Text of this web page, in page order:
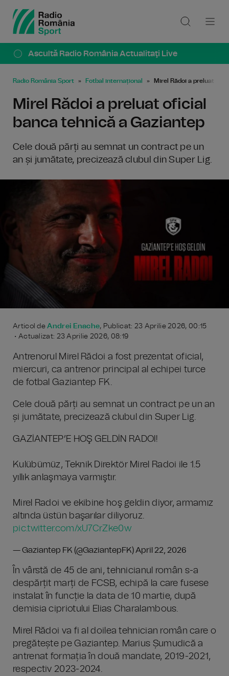
Ascultă Radio România Actualitaţi Live
Radio România Sport Fotbal internațional Mirel Rădoi a preluat
Mirel Rădoi a preluat oficial
banca tehnică a Gaziantep
Cele două părți au semnat un contract pe un
an și jumătate, precizează clubul din Super Lig.
Articol deAndrei Enache, Publicat: 23 Aprilie 2026, 00:15
• Actualizat: 23 Aprilie 2026, 08:19
Antrenorul Mirel Rădoi a fost prezentat oficial,
miercuri, ca antrenor principal al echipei turce
de fotbal Gaziantep FK.
Cele două părți au semnat un contract pe un an
și jumătate, precizează clubul din Super Lig.
GAZİANTEP’E HOŞ GELDİN RADOI!
Kulübümüz, Teknik Direktör Mirel Radoi ile 1.5
yıllık anlaşmaya varmıştır.
Mirel Radoi ve ekibine hoş geldin diyor, armamız
altında üstün başarılar diliyoruz.
pic.twitter.com/xU7CrZke0w
— Gaziantep FK (@GaziantepFK) April 22, 2026
În vârstă de 45 de ani, tehnicianul român s-a
despărțit marți de FCSB, echipă la care fusese
instalat în funcție la data de 10 martie, după
demisia cipriotului Elias Charalambous.
Mirel Rădoi va fi al doilea tehnician român care o
pregătește pe Gaziantep. Marius Șumudică a
antrenat formația în două mandate, 2019-2021,
respectiv 2023-2024.